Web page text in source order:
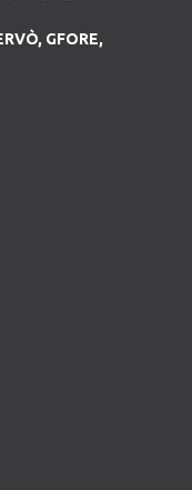
GFORE,